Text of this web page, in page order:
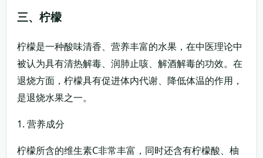
三、柠檬
柠檬是一种酸味清香、营养丰富的水果，在中医理论中
被认为具有清热解毒、润肺止咳、解酒解毒的功效。在
退烧方面，柠檬具有促进体内代谢、降低体温的作用，
是退烧水果之一。
1. 营养成分
柠檬所含的维生素C非常丰富，同时还含有柠檬酸、柚